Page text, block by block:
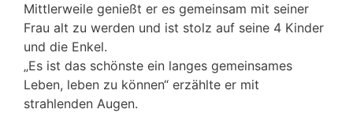
Mittlerweile genießt er es gemeinsam mit seiner
Frau alt zu werden und ist stolz auf seine 4 Kinder
und die Enkel.
„Es ist das schönste ein langes gemeinsames
Leben, leben zu können“ erzählte er mit
strahlenden Augen.